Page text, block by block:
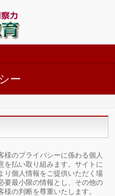
ー
様のプライバシーに係わる個人
を払い取り組みます。サイトに
り個人情報をご提供いただく場
要最小限の情報とし、その他の
の判断を尊重いたします。